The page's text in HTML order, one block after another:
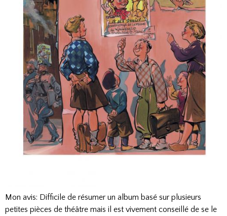
Mon avis: Difficile de résumer un album basé sur plusieurs
petites pièces de théâtre mais il est vivement conseillé de se le